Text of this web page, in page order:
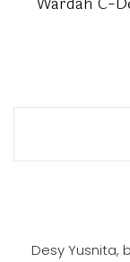
Desy Yusnita,